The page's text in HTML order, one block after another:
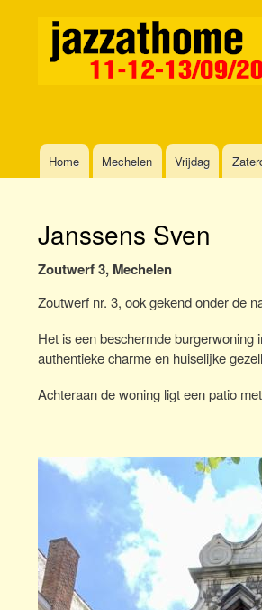
MainHome Mechelen Vrijdag
Janssens Sven
Zoutwerf 3, Mechelen
Zoutwerf nr. 3, ook gekend onder de
Het is een beschermde
authentieke charme en huiselijke
Achteraan de woning ligt een patio